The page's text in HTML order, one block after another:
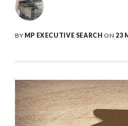
BY MP EXECUTIVE SEARCH ON 23